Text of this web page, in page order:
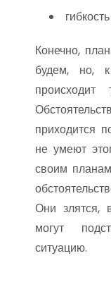
гибкость
Конечно,
будем, но,
приходится
не умеют
своим
Они злятся,
могут
ситуацию.